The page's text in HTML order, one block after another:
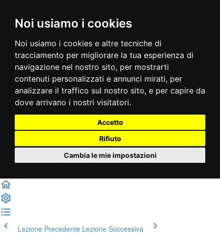
Noi usiamo i cookies
Noi usiamo i cookies e altre tecniche di
tracciamento per migliorare la tua esperienza di
navigazione nel nostro sito, per mostrarti
contenuti personalizzati e annunci mirati, per
analizzare il traffico sul nostro sito, e per capire da
dove arrivano i nostri visitatori.
Accetto
Rifiuto
Cambia le mie impostazioni
Lezione Precedente Lezione Successiva